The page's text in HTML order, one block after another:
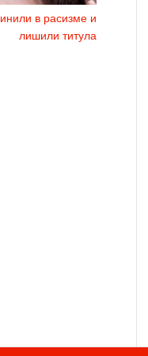
в расизме и
лишили титула